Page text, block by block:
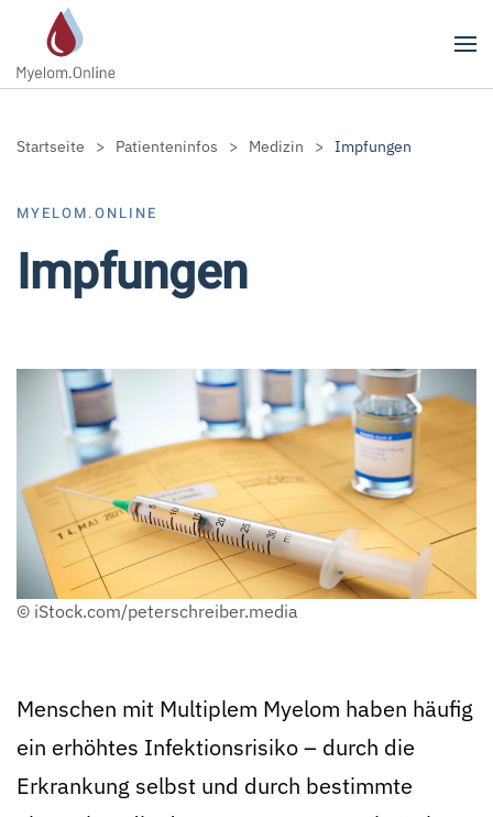
Zum Hauptinhalt springen
Startseite Patienteninfos Medizin Impfungen
MYELOM.ONLINE
Impfungen
© iStock.com/peterschreiber.media
Menschen mit Multiplem Myelom haben häufig
ein erhöhtes Infektionsrisiko – durch die
Erkrankung selbst und durch bestimmte